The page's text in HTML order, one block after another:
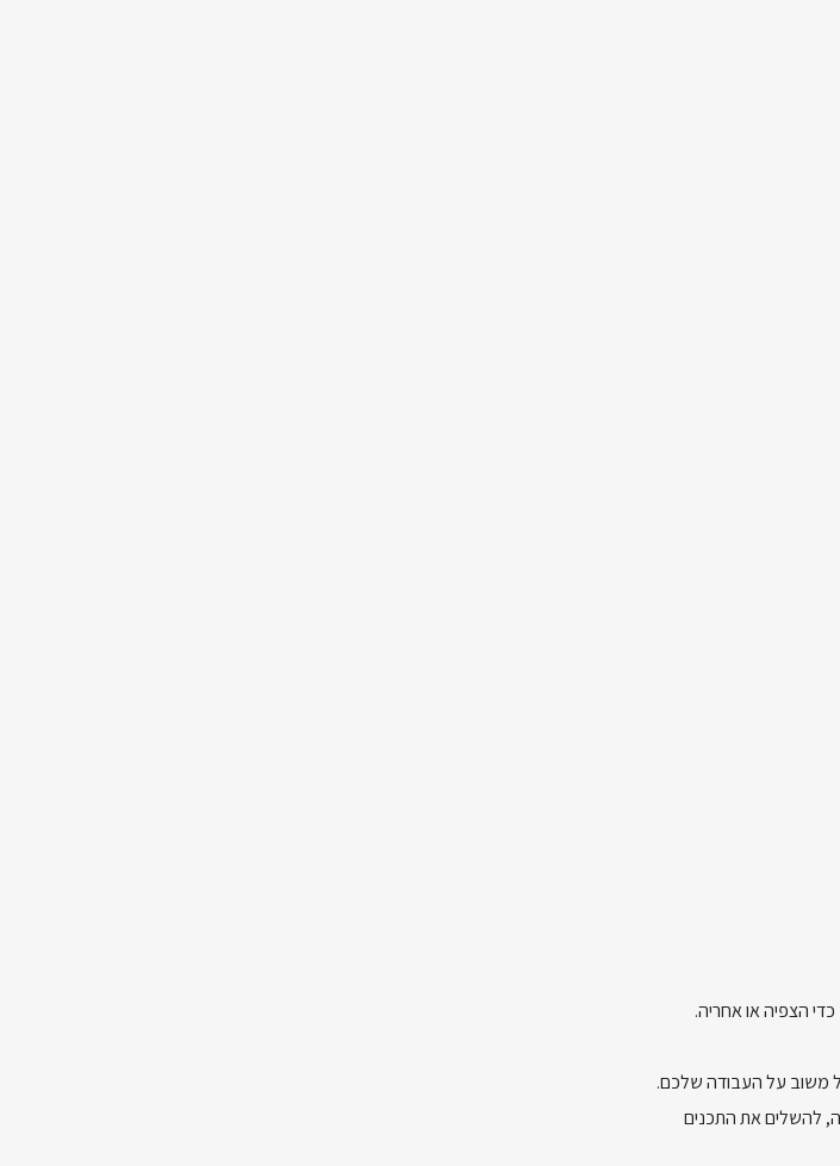
הצפיה או אחריה.
משוב על העבודה שלכם.
להשלים את התכנים